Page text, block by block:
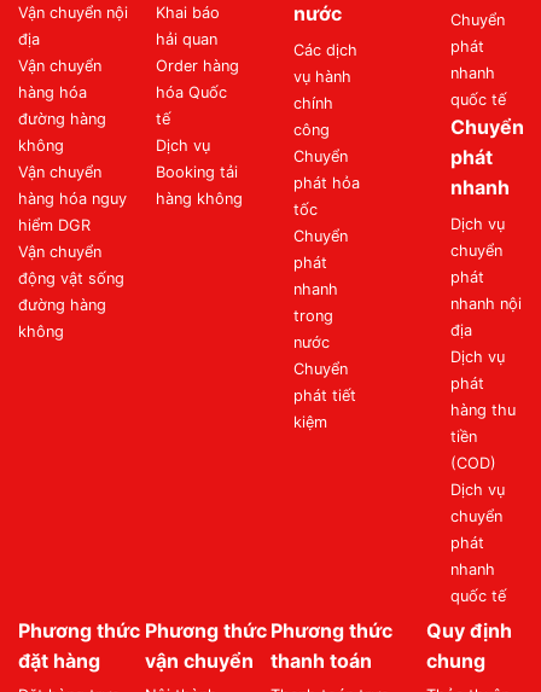
Vận chuyển nội
địa
Vận chuyển
hàng hóa
đường hàng
không
Vận chuyển
hàng hóa nguy
hiểm DGR
Vận chuyển
động vật sống
đường hàng
không
Khai báo
hải quan
Order hàng
hóa Quốc
tế
Dịch vụ
Booking tải
hàng không
nước
Các dịch
vụ hành
chính
công
Chuyển
phát hỏa
tốc
Chuyển
phát
nhanh
trong
nước
Chuyển
phát tiết
kiệm
Chuyển
phát
nhanh
quốc tế
Chuyển
phát
nhanh
Dịch vụ
chuyển
phát
nhanh nội
địa
Dịch vụ
phát
hàng thu
tiền
(COD)
Dịch vụ
chuyển
phát
nhanh
quốc tế
Phương thức
đặt hàng
Phương thức
vận chuyển
Phương thức
thanh toán
Quy định
chung